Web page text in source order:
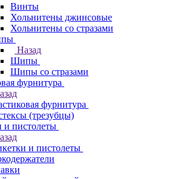
Винты
Хольнитены джинсовые
Хольнитены со стразами
Назад
Шипы
Шипы со стразами
фурнитура
фурнитура
(трезубцы)
и пистолеты
и пистолеты